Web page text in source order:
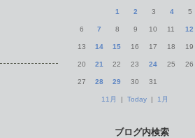
1 2 3 4 5
6 7 8 9 10 11 12
13 14 15 16 17 18 19
20 21 22 23 24 25 26
27 28 29 30 31
11月 | Today | 1月
ブログ内検索